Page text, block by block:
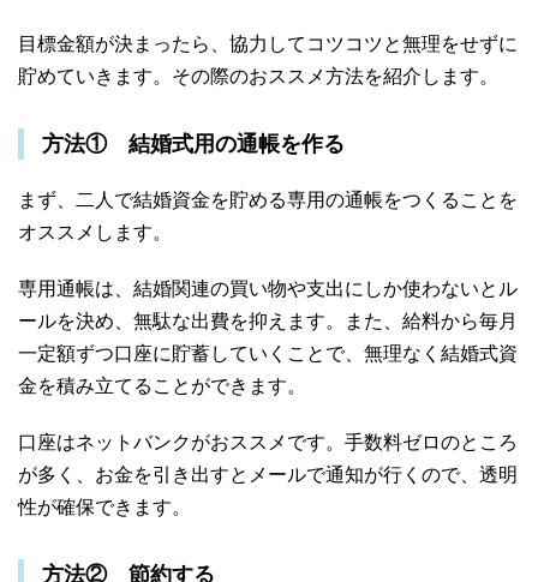
目標金額が決まったら、協力してコツコツと無理をせずに
貯めていきます。その際のおススメ方法を紹介します。
方法① 結婚式用の通帳を作る
まず、二人で結婚資金を貯める専用の通帳をつくることを
オススメします。
専用通帳は、結婚関連の買い物や支出にしか使わないとル
ールを決め、無駄な出費を抑えます。また、給料から毎月
一定額ずつ口座に貯蓄していくことで、無理なく結婚式資
金を積み立てることができます。
口座はネットバンクがおススメです。手数料ゼロのところ
が多く、お金を引き出すとメールで通知が行くので、透明
性が確保できます。
方法② 節約する